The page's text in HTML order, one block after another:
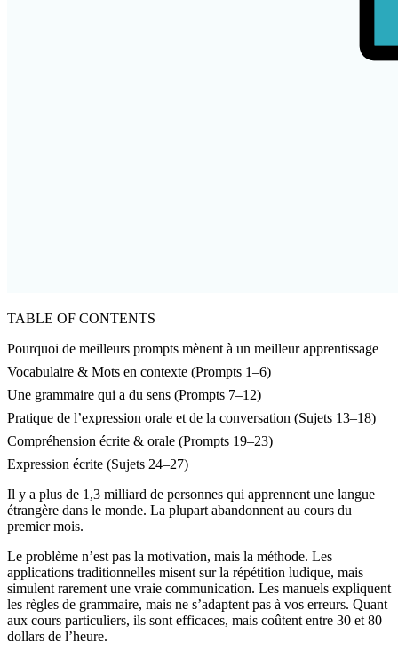
TABLE OF CONTENTS
Pourquoi de meilleurs prompts mènent à un meilleur apprentissage
Vocabulaire & Mots en contexte (Prompts 1–6)
Une grammaire qui a du sens (Prompts 7–12)
Pratique de l’expression orale et de la conversation (Sujets 13–18)
Compréhension écrite & orale (Prompts 19–23)
Expression écrite (Sujets 24–27)
Il y a plus de 1,3 milliard de personnes qui apprennent une langue
étrangère dans le monde. La plupart abandonnent au cours du
premier mois.
Le problème n’est pas la motivation, mais la méthode. Les
applications traditionnelles misent sur la répétition ludique, mais
simulent rarement une vraie communication. Les manuels expliquent
les règles de grammaire, mais ne s’adaptent pas à vos erreurs. Quant
aux cours particuliers, ils sont efficaces, mais coûtent entre 30 et 80
dollars de l’heure.